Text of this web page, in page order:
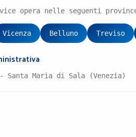
opera nelle seguenti
Vicenza Belluno Treviso
Santa Maria di Sala (Venezia)